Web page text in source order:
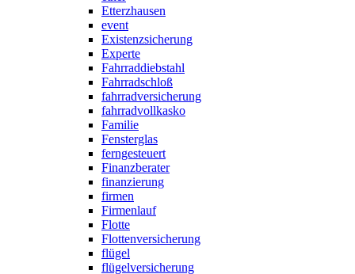
Etterzhausen
event
Existenzsicherung
Experte
Fahrraddiebstahl
Fahrradschloß
fahrradversicherung
fahrradvollkasko
Familie
Fensterglas
ferngesteuert
Finanzberater
finanzierung
firmen
Firmenlauf
Flotte
Flottenversicherung
flügel
flügelversicherung